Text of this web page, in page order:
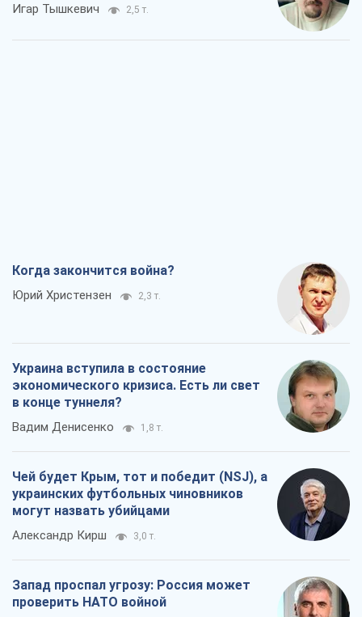
Игар Тышкевич 2,5 т.
Когда закончится война?
Юрий Христензен 2,3 т.
Украина вступила в состояние
экономического кризиса. Есть ли свет
в конце туннеля?
Вадим Денисенко 1,8 т.
Чей будет Крым, тот и победит (NSJ), а
украинских футбольных чиновников
могут назвать убийцами
Александр Кирш 3,0 т.
Запад проспал угрозу: Россия может
проверить НАТО войной